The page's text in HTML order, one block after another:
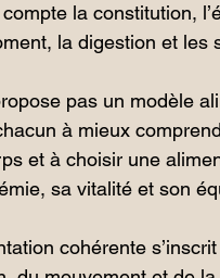
la constitution,
la digestion et les
pas un modèle
à mieux
et à choisir une
sa vitalité et son
cohérente